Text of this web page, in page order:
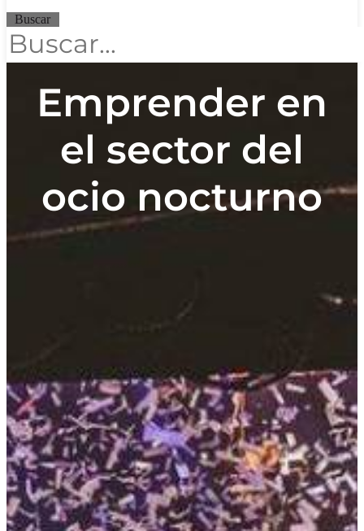
Buscar
Emprender en
el sector del
ocio nocturno